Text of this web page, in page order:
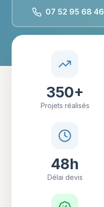
07 52 95 68 46
350+
Projets réalisés
48h
Délai devis